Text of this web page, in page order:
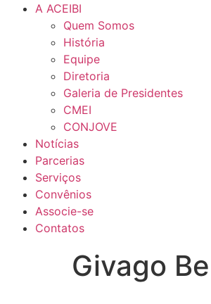
A ACEIBI
Quem Somos
História
Equipe
Diretoria
Galeria de Presidentes
CMEI
CONJOVE
Notícias
Parcerias
Serviços
Convênios
Associe-se
Contatos
Givago